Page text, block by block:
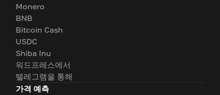
Monero
BNB
Bitcoin Cash
USDC
Shiba Inu
워드프레스에서
텔레그램을 통해
가격 예측